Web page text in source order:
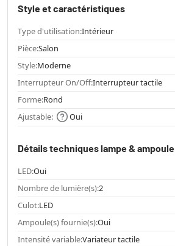
Style et caractéristiques
Type d'utilisation:Intérieur
Pièce:Salon
Style:Moderne
Interrupteur On/Off:Interrupteur tactile
Forme:Rond
Ajustable:
Oui
Détails techniques lampe & ampoule
LED:Oui
Nombre de lumière(s):2
Culot:LED
Ampoule(s) fournie(s):Oui
Intensité variable:Variateur tactile